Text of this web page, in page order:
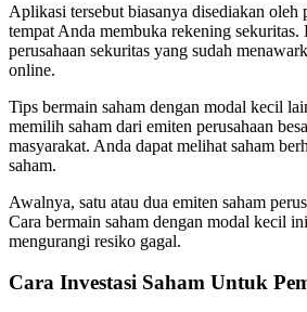
Aplikasi tersebut biasanya disediakan oleh
tempat Anda membuka rekening
perusahaan sekuritas yang sudah
online.
Tips bermain saham dengan modal kecil
memilih saham dari emiten perusahaan
masyarakat. Anda dapat melihat saham
saham.
Awalnya, satu atau dua emiten saham
Cara bermain saham dengan modal kecil
mengurangi resiko gagal.
Cara Investasi Saham Untuk